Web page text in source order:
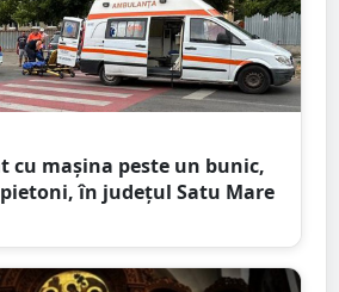
cu mașina peste un bunic,
în județul Satu Mare